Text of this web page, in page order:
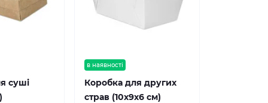
суші
в наявності
Коробка для других
страв (10х9х6 см)